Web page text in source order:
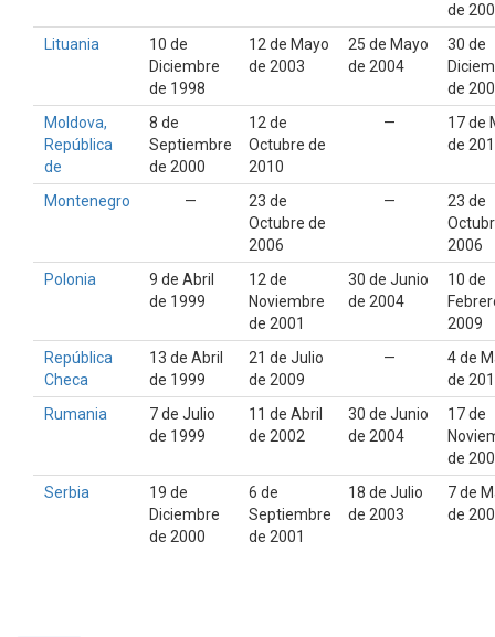
de
Lituania
10 de
Diciembre
de 1998
12 de Mayo
de 2003
25 de Mayo
de 2004
30 de
de
Moldova,
República
de
8 de
Septiembre
de 2000
12 de
Octubre de
2010
—
17 de
de
Montenegro —
23 de
Octubre de
2006
—
23 de
2006
Polonia
9 de Abril
de 1999
12 de
Noviembre
de 2001
30 de Junio
de 2004
10 de
2009
República
Checa
13 de Abril
de 1999
21 de Julio
de 2009
—
4 de
de
Rumania
7 de Julio
de 1999
11 de Abril
de 2002
30 de Junio
de 2004
17 de
de
Serbia
19 de
Diciembre
de 2000
6 de
Septiembre
de 2001
18 de Julio
de 2003
7 de
de